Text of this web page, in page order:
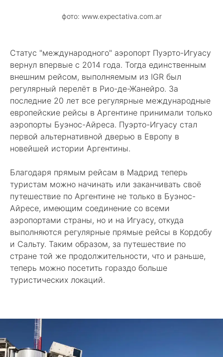
фото: www.expectativa.com.ar
Статус "международного" аэропорт Пуэрто-Игуасу
вернул впервые с 2014 года. Тогда единственным
внешним рейсом, выполняемым из IGR был
регулярный перелёт в Рио-де-Жанейро. За
последние 20 лет все регулярные международные
европейские рейсы в Аргентине принимали только
аэропорты Буэнос-Айреса. Пуэрто-Игуасу стал
первой альтернативной дверью в Европу в
новейшей истории Аргентины.
Благодаря прямым рейсам в Мадрид теперь
туристам можно начинать или заканчивать своё
путешествие по Аргентине не только в Буэнос-
Айресе, имеющим соединение со всеми
аэропортами страны, но и на Игуасу, откуда
выполняются регулярные прямые рейсы в Кордобу
и Сальту. Таким образом, за путешествие по
стране той же продолжительности, что и раньше,
теперь можно посетить гораздо больше
туристических локаций.